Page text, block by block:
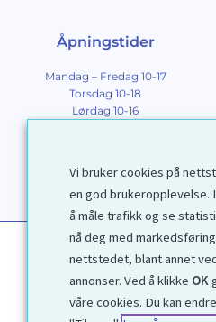
Åpningstider
Mandag – Fredag 10-17
Torsdag 10-18
Lørdag 10-16
Vi bruker cookies på
en god brukeropplevelse.
å måle trafikk og se
nå deg med
nettstedet, blant annet
annonser. Ved å klikke OK
våre cookies. Du kan